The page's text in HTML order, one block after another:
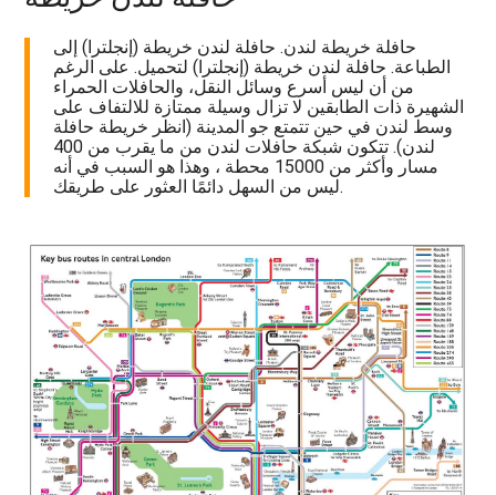
حافلة خريطة لندن. حافلة لندن خريطة (إنجلترا) إلى
الطباعة. حافلة لندن خريطة (إنجلترا) لتحميل. على الرغم
من أن ليس أسرع وسائل النقل، والحافلات الحمراء
الشهيرة ذات الطابقين لا تزال وسيلة ممتازة للالتفاف على
وسط لندن في حين تتمتع جو المدينة (انظر خريطة حافلة
لندن). تتكون شبكة حافلات لندن من ما يقرب من 400
مسار وأكثر من 15000 محطة ، وهذا هو السبب في أنه
ليس من السهل دائمًا العثور على طريقك.